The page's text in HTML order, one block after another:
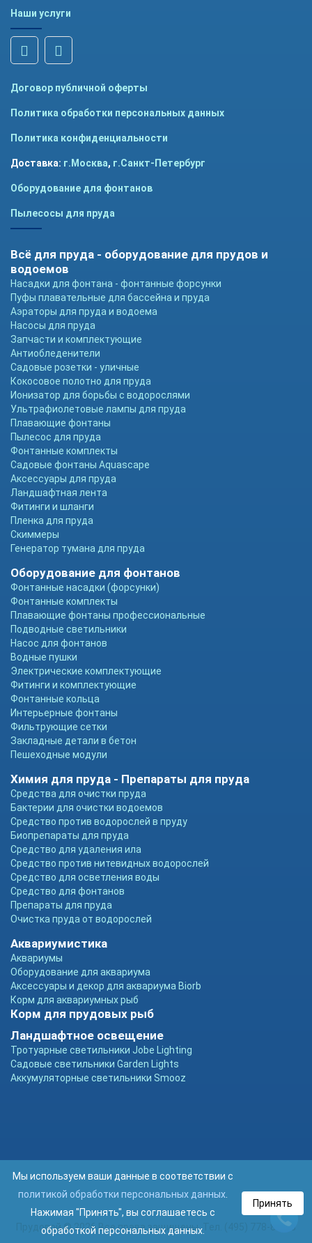
Наши услуги
Договор публичной оферты
Политика обработки персональных данных
Политика конфиденциальности
Доставка: г.Москва, г.Санкт-Петербург
Оборудование для фонтанов
Пылесосы для пруда
Всё для пруда - оборудование для прудов и
водоемов
Насадки для фонтана - фонтанные форсунки
Пуфы плавательные для бассейна и пруда
Аэраторы для пруда и водоема
Насосы для пруда
Запчасти и комплектующие
Антиобледенители
Садовые розетки - уличные
Кокосовое полотно для пруда
Ионизатор для борьбы с водорослями
Ультрафиолетовые лампы для пруда
Плавающие фонтаны
Пылесос для пруда
Фонтанные комплекты
Садовые фонтаны Aquascape
Аксессуары для пруда
Ландшафтная лента
Фитинги и шланги
Пленка для пруда
Скиммеры
Генератор тумана для пруда
Оборудование для фонтанов
Фонтанные насадки (форсунки)
Фонтанные комплекты
Плавающие фонтаны профессиональные
Подводные светильники
Насос для фонтанов
Водные пушки
Электрические комплектующие
Фитинги и комплектующие
Фонтанные кольца
Интерьерные фонтаны
Фильтрующие сетки
Закладные детали в бетон
Пешеходные модули
Химия для пруда - Препараты для пруда
Средства для очистки пруда
Бактерии для очистки водоемов
Средство против водорослей в пруду
Биопрепараты для пруда
Средство для удаления ила
Средство против нитевидных водорослей
Средство для осветления воды
Средство для фонтанов
Препараты для пруда
Очистка пруда от водорослей
Аквариумистика
Аквариумы
Оборудование для аквариума
Аксессуары и декор для аквариума Biorb
Корм для аквариумных рыб
Корм для прудовых рыб
Ландшафтное освещение
Тротуарные светильники Jobe Lighting
Садовые светильники Garden Lights
Аккумуляторные светильники Smooz
Прудовой © 2026 Все права защищены. Тел. (495) 778-89-93
Мы используем ваши данные в соответствии с
политикой обработки персональных данных
Нажимая "Принять", вы соглашаетесь с
обработкой персональных данных.
Принять